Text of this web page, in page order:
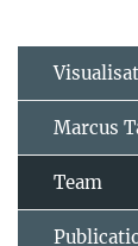
Marcus
Team